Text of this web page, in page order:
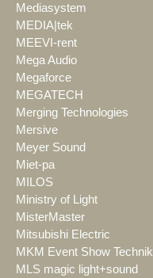
Mediasystem
MEDIA|tek
MEEVI-rent
Mega Audio
Megaforce
MEGATECH
Merging Technologies
Mersive
Meyer Sound
Miet-pa
MILOS
Ministry of Light
MisterMaster
Mitsubishi Electric
MKM Event Show Technik
MLS magic light+sound